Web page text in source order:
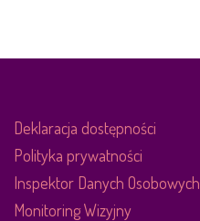
Deklaracja dostępności
Polityka prywatności
Inspektor Danych Osobowych
Monitoring Wizyjny